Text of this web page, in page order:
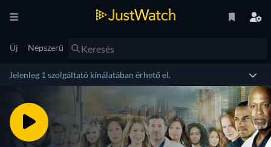
Új Népszerű
Jelenleg 1 szolgáltató kínálatában érhető el.